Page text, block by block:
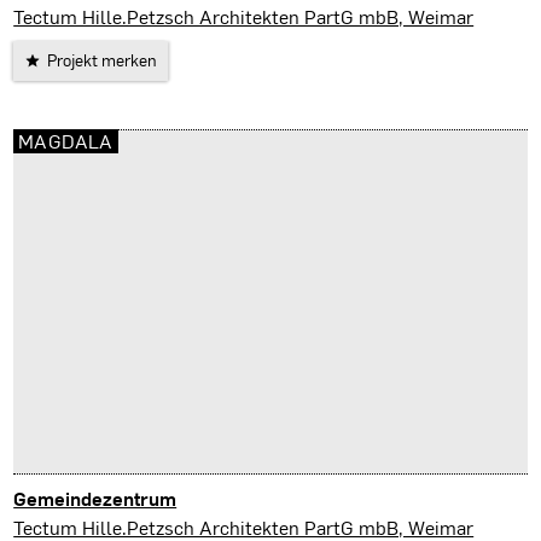
Weimar
Tectum Hille.Petzsch Architekten PartG mbB, Weimar
Projekt merken
Gemeindezentrum
Magdala
Tectum Hille.Petzsch Architekten PartG mbB, Weimar
MAGDALA